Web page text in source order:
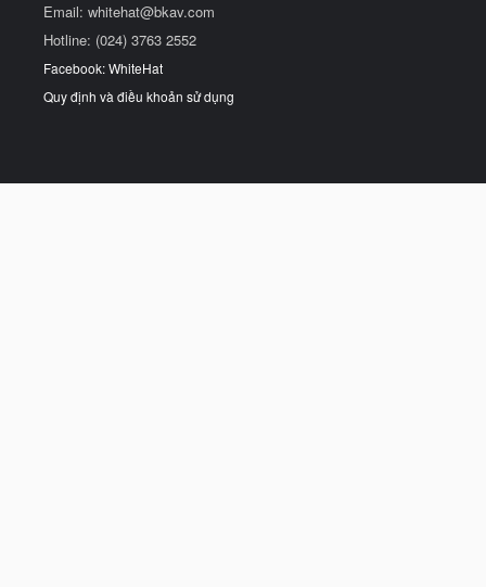
Email: whitehat@bkav.com
Hotline: (024) 3763 2552
Facebook: WhiteHat
Quy định và điều khoản sử dụng